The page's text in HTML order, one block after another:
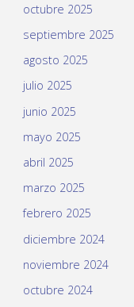
octubre 2025
septiembre 2025
agosto 2025
julio 2025
junio 2025
mayo 2025
abril 2025
marzo 2025
febrero 2025
diciembre 2024
noviembre 2024
octubre 2024